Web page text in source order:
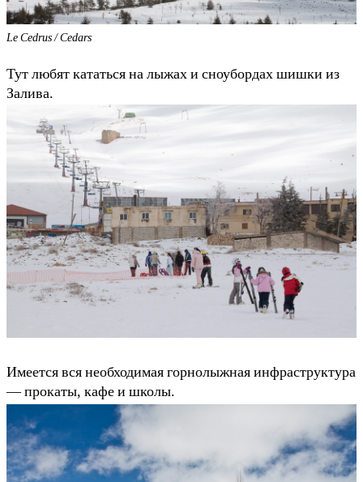
Le Cedrus / Cedars
Тут любят кататься на лыжах и сноубордах шишки из
Залива.
Имеется вся необходимая горнолыжная инфраструктура
— прокаты, кафе и школы.